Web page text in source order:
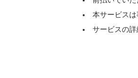
本サービス
サービスの詳